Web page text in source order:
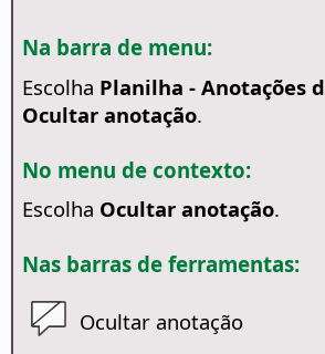
Na barra de menu:
Escolha Planilha - Anotações
Ocultar anotação.
No menu de contexto:
Escolha Ocultar anotação.
Nas barras de ferramentas:
Ocultar anotação